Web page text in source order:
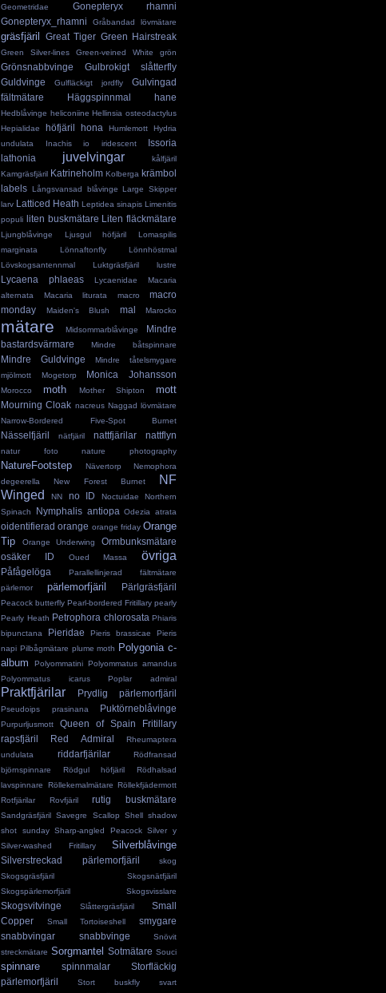
Geometridae
Gonepteryx rhamni
Gonepteryx_rhamni
Gråbandad lövmätare
gräsfjäril Great Tiger Green Hairstreak
Green Silver-lines Green-veined White grön
Grönsnabbvinge
Gulbrokigt slåtterfly
Guldvinge
Gulfläckigt jordfly
Gulvingad
fältmätare
Häggspinnmal hane
Hedblåvinge heliconiine Hellinsia osteodactylus
Hepialidae
höfjäril hona Humlemott
Hydria
undulata
Inachis io iridescent
Issoria
lathonia
juvelvingar
kålfjäril
Kamgräsfjäril Katrineholm Kolberga krämbol
labels Långsvansad blåvinge Large Skipper
larv
Latticed Heath Leptidea sinapis Limenitis
populi
liten buskmätare Liten fläckmätare
Ljungblåvinge Ljusgul höfjäril
Lomaspilis
marginata
Lönnaftonfly
Lönnhöstmal
Lövskogsantennmal
Luktgräsfjäril lustre
Lycaena phlaeas Lycaenidae
Macaria
alternata
Macaria liturata macro
macro
monday
Maiden's Blush mal Marocko
mätare Midsommarblåvinge
Mindre
bastardsvärmare
Mindre båtspinnare
Mindre Guldvinge
Mindre tåtelsmygare
mjölmott
Mogetorp Monica Johansson
Morocco moth Mother Shipton mott
Mourning Cloak nacreus Naggad lövmätare
Narrow-Bordered Five-Spot Burnet
Nässelfjäril nätfjäril nattfjärilar nattflyn
natur foto nature photography
NatureFootstep Nävertorp
Nemophora
degeerella
New Forest Burnet
NF
Winged
NN no ID Noctuidae
Northern
Spinach
Nymphalis antiopa Odezia atrata
oidentifierad orange orange friday Orange
Tip
Orange Underwing
Ormbunksmätare
osäker ID
Oued Massa övriga
Påfågelöga
Parallellinjerad fältmätare
pärlemor
pärlemorfjäril Pärlgräsfjäril
Peacock butterfly Pearl-bordered Fritillary pearly
Pearly Heath Petrophora chlorosata Phiaris
bipunctana
Pieridae Pieris brassicae
Pieris
napi Pilbågmätare plume moth
Polygonia c-
album
Polyommatini Polyommatus amandus
Polyommatus icarus
Poplar admiral
Praktfjärilar Prydlig pärlemorfjäril
Pseudoips prasinana Puktörneblåvinge
Purpurljusmott
Queen of Spain Fritillary
rapsfjäril
Red Admiral
Rheumaptera
undulata
riddarfjärilar
Rödfransad
björnspinnare
Rödgul höfjäril
Rödhalsad
lavspinnare
Röllekemalmätare Röllekfjädermott
Rotfjärilar
Rovfjäril rutig buskmätare
Sandgräsfjäril Savegre Scallop Shell shadow
shot sunday
Sharp-angled Peacock
Silver y
Silver-washed Fritillary
Silverblåvinge
Silverstreckad pärlemorfjäril
skog
Skogsgräsfjäril
Skogsnätfjäril
Skogspärlemorfjäril
Skogsvisslare
Skogsvitvinge Slåttergräsfjäril
Small
Copper
Small Tortoiseshell
smygare
snabbvingar
snabbvinge
Snövit
streckmätare Sorgmantel Sotmätare Souci
spinnare spinnmalar
Storfläckig
pärlemorfjäril
Stort buskfly svart